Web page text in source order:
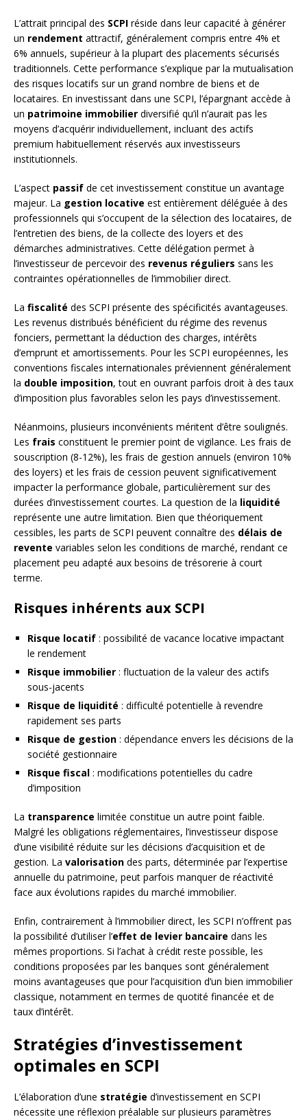
L’attrait principal des SCPI réside dans leur capacité à générer
un rendement attractif, généralement compris entre 4% et
6% annuels, supérieur à la plupart des placements sécurisés
traditionnels. Cette performance s’explique par la mutualisation
des risques locatifs sur un grand nombre de biens et de
locataires. En investissant dans une SCPI, l’épargnant accède à
un patrimoine immobilier diversifié qu’il n’aurait pas les
moyens d’acquérir individuellement, incluant des actifs
premium habituellement réservés aux investisseurs
institutionnels.
L’aspect passif de cet investissement constitue un avantage
majeur. La gestion locative est entièrement déléguée à des
professionnels qui s’occupent de la sélection des locataires, de
l’entretien des biens, de la collecte des loyers et des
démarches administratives. Cette délégation permet à
l’investisseur de percevoir des revenus réguliers sans les
contraintes opérationnelles de l’immobilier direct.
La fiscalité des SCPI présente des spécificités avantageuses.
Les revenus distribués bénéficient du régime des revenus
fonciers, permettant la déduction des charges, intérêts
d’emprunt et amortissements. Pour les SCPI européennes, les
conventions fiscales internationales préviennent généralement
la double imposition, tout en ouvrant parfois droit à des taux
d’imposition plus favorables selon les pays d’investissement.
Néanmoins, plusieurs inconvénients méritent d’être soulignés.
Les frais constituent le premier point de vigilance. Les frais de
souscription (8-12%), les frais de gestion annuels (environ 10%
des loyers) et les frais de cession peuvent significativement
impacter la performance globale, particulièrement sur des
durées d’investissement courtes. La question de la liquidité
représente une autre limitation. Bien que théoriquement
cessibles, les parts de SCPI peuvent connaître des délais de
revente variables selon les conditions de marché, rendant ce
placement peu adapté aux besoins de trésorerie à court
terme.
Risques inhérents aux SCPI
Risque locatif : possibilité de vacance locative impactant
le rendement
Risque immobilier : fluctuation de la valeur des actifs
sous-jacents
Risque de liquidité : difficulté potentielle à revendre
rapidement ses parts
Risque de gestion : dépendance envers les décisions de la
société gestionnaire
Risque fiscal : modifications potentielles du cadre
d’imposition
La transparence limitée constitue un autre point faible.
Malgré les obligations réglementaires, l’investisseur dispose
d’une visibilité réduite sur les décisions d’acquisition et de
gestion. La valorisation des parts, déterminée par l’expertise
annuelle du patrimoine, peut parfois manquer de réactivité
face aux évolutions rapides du marché immobilier.
Enfin, contrairement à l’immobilier direct, les SCPI n’offrent pas
la possibilité d’utiliser l’effet de levier bancaire dans les
mêmes proportions. Si l’achat à crédit reste possible, les
conditions proposées par les banques sont généralement
moins avantageuses que pour l’acquisition d’un bien immobilier
classique, notamment en termes de quotité financée et de
taux d’intérêt.
Stratégies d’investissement
optimales en SCPI
L’élaboration d’une stratégie d’investissement en SCPI
nécessite une réflexion préalable sur plusieurs paramètres